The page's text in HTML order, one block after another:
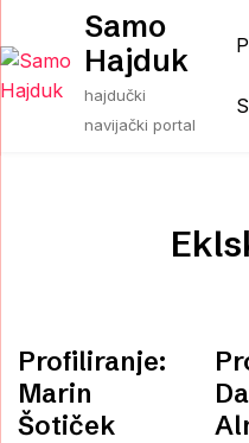
to
content
Samo
Hajduk
hajdučki
navijački portal
Profiliranje:
Marin
Šotiček